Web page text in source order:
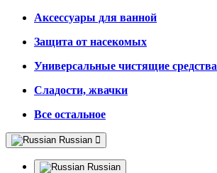
Аксессуары для ванной
Защита от насекомых
Универсальные чистящие средства
Сладости, жвачки
Все остальное
Russian
Russian